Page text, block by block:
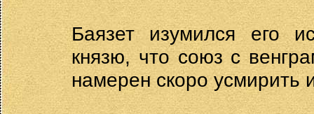
Баязет изумился его
князю, что союз с
намерен скоро усмирить